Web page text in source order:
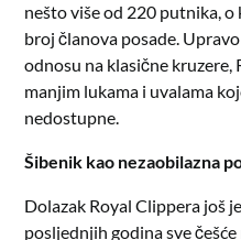
nešto više od 220 putnika,
broj članova posade.
odnosu na klasične
manjim lukama i uvalama
nedostupne.
Šibenik kao nezaobilazna
Dolazak Royal Clippera još
posljednjih godina sve